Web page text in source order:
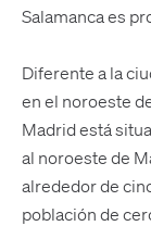
Salamanca es
Diferente a la
en el noroeste
Madrid está
al noroeste de
alrededor de
población de